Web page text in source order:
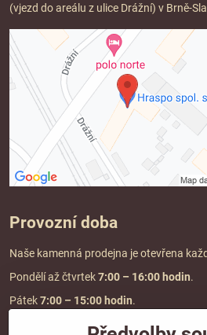
(vjezd do areálu z ulice Drážní) v Brně-
Provozní doba
Naše kamenná prodejna je otevřena
Pondělí až čtvrtek7:00 – 16:00 hodin.
Pátek7:00 – 15:00 hodin.